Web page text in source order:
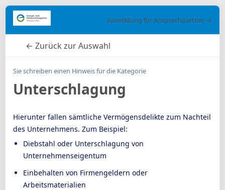
Anmeldung für Ansprechpartner →
← Zurück zur Auswahl
Sie schreiben einen Hinweis für die Kategorie
Unterschlagung
Hierunter fallen sämtliche Vermögensdelikte zum Nachteil
des Unternehmens. Zum Beispiel:
Diebstahl oder Unterschlagung von
Unternehmenseigentum
Einbehalten von Firmengeldern oder
Arbeitsmaterialien